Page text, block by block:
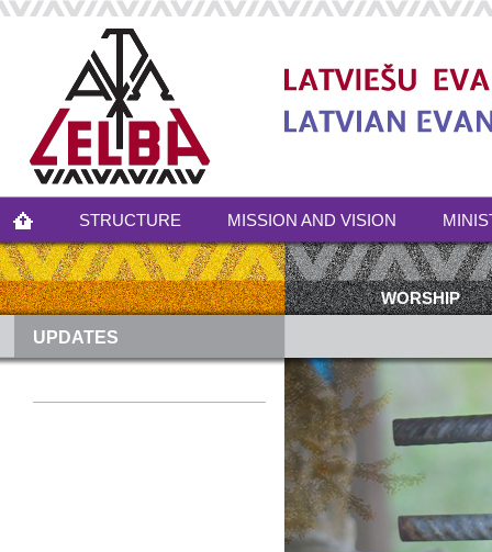
STRUCTURE MISSION AND VISION
WORSHIP
UPDATES